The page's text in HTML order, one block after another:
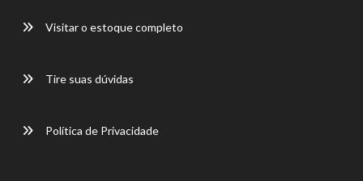
Visitar o estoque completo
Tire suas dúvidas
Política de Privacidade